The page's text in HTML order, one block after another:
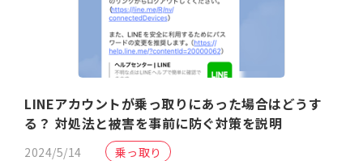
LINEアカウントが乗っ取りにあった場合はどうす
る？ 対処法と被害を事前に防ぐ対策を説明
2024/5/14 乗っ取り